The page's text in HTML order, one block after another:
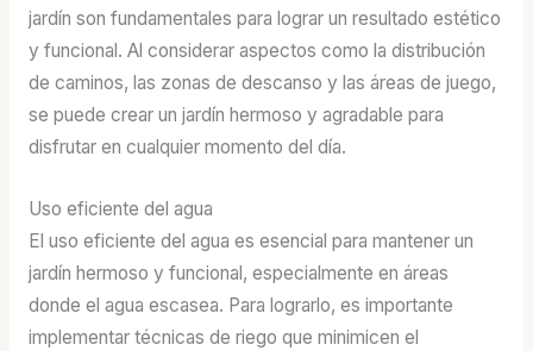
jardín son fundamentales para lograr un resultado estético
y funcional. Al considerar aspectos como la distribución
de caminos, las zonas de descanso y las áreas de juego,
se puede crear un jardín hermoso y agradable para
disfrutar en cualquier momento del día.
Uso eficiente del agua
El uso eficiente del agua es esencial para mantener un
jardín hermoso y funcional, especialmente en áreas
donde el agua escasea. Para lograrlo, es importante
implementar técnicas de riego que minimicen el